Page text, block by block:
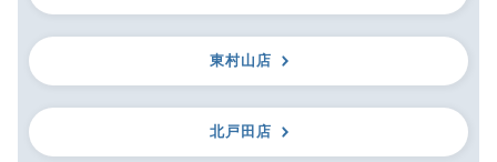
東村山店
北戸田店